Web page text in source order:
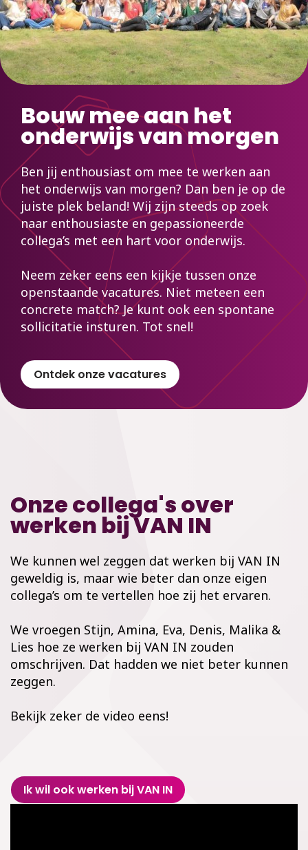
Bouw mee aan het
onderwijs van morgen
Ben jij enthousiast om mee te werken aan
het onderwijs van morgen? Dan ben je op de
juiste plek beland! Wij zijn steeds op zoek
naar enthousiaste en gepassioneerde
collega’s met een hart voor onderwijs.
Neem zeker eens een kijkje tussen onze
openstaande vacatures. Niet meteen een
concrete match? Je kunt ook een spontane
sollicitatie insturen. Tot snel!
Ontdek onze vacatures
Onze collega's over
werken bij VAN IN
We kunnen wel zeggen dat werken bij VAN IN
geweldig is, maar wie beter dan onze eigen
collega’s om te vertellen hoe zij het ervaren.
We vroegen Stijn, Amina, Eva, Denis, Malika &
Lies hoe ze werken bij VAN IN zouden
omschrijven. Dat hadden we niet beter kunnen
zeggen.
Bekijk zeker de video eens!
Ik wil ook werken bij VAN IN